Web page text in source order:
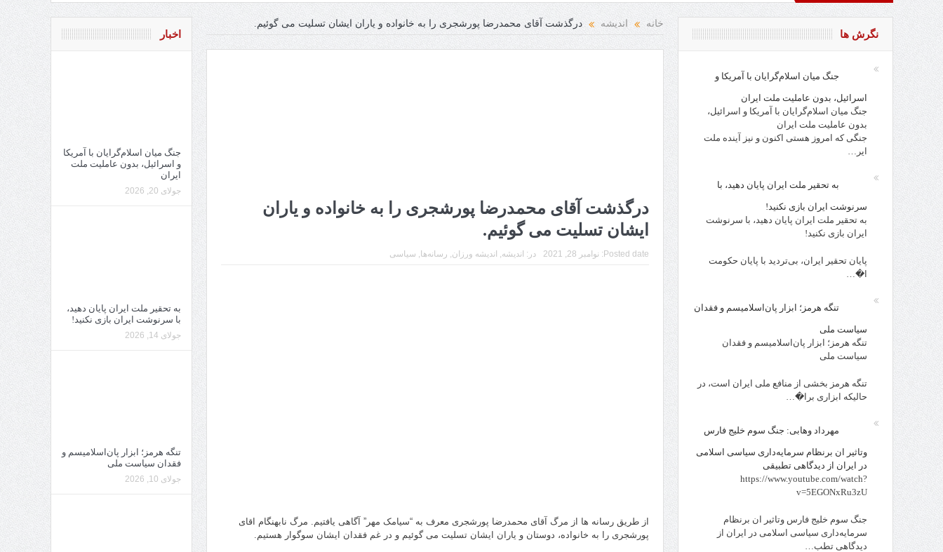
باد
خانه اندیشه درگذشت آقای محمدرضا پورشجری را به خانواده و یاران ایشان تسلیت می گوئیم.
درگذشت آقای محمدرضا پورشجری را به خانواده و یاران
ایشان تسلیت می گوئیم.
Posted date: نوامبر 28, 2021 در: اندیشه, اندیشه ورزان, رسانه‌ها, سیاسی
از طریق رسانه ها از مرگ آقای محمدرضا پورشجری معرف به “سیامک مهر” آگاهی یافتیم. مرگ نابهنگام اقای
پورشجری را به خانواده، دوستان و یاران ایشان تسلیت می گوئیم و در غم فقدان ایشان سوگوار هستیم.
اخبار
جنگ میان اسلام‌گرایان با آمریکا
و اسرائیل، بدون عاملیت ملت
ایران
جولای 20, 2026
به تحقیر ملت ایران پایان دهید،
با سرنوشت ایران بازی نکنید!
جولای 14, 2026
تنگه هرمز؛ ابزار پان‌اسلامیسم و
فقدان سیاست ملی
جولای 10, 2026
نگرش ها
جنگ میان اسلام‌گرایان با آمریکا و
اسرائیل، بدون عاملیت ملت ایران
جنگ میان اسلام‌گرایان با آمریکا و اسرائیل،
بدون عاملیت ملت ایران
جنگی که امروز هستی اکنون و نیز آینده ملت
ایر…
به تحقیر ملت ایران پایان دهید، با
سرنوشت ایران بازی نکنید!
به تحقیر ملت ایران پایان دهید، با سرنوشت
ایران بازی نکنید!
پایان تحقیر ایران، بی‌تردید با پایان حکومت
ا�…
تنگه هرمز؛ ابزار پان‌اسلامیسم و فقدان
سیاست ملی
تنگه هرمز؛ ابزار پان‌اسلامیسم و فقدان
سیاست ملی
تنگه هرمز بخشی از منافع ملی ایران است، در
حالیکه ابزاری برا�…
مهرداد وهابی: جنگ سوم خلیج فارس
وتاثیر ان برنظام سرمایه‌داری سیاسی اسلامی
در ایران از دیدگاهی تطبیقی
https://www.youtube.com/watch?
v=5EGONxRu3zU
جنگ سوم خلیج فارس وتاثیر ان برنظام
سرمایه‌داری سیاسی اسلامی در ایران از
دیدگاهی تطب…